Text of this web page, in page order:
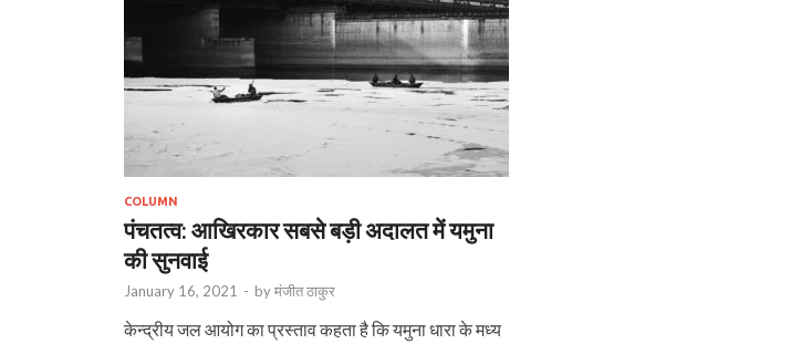
COLUMN
पंचतत्व: आखिरकार सबसे बड़ी अदालत में यमुना
की सुनवाई
January 16, 2021 - byमंजीत ठाकुर
केन्द्रीय जल आयोग का प्रस्ताव कहता है कि यमुना धारा के मध्य